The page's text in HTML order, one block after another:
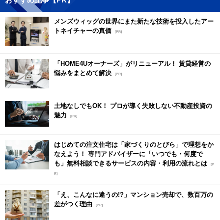
メンズウィッグの世界にまた新たな技術を投入したアー
トネイチャーの真価 [PR]
「HOME4Uオーナーズ」がリニューアル！ 賃貸経営の
悩みをまとめて解決 [PR]
土地なしでもOK！ プロが導く失敗しない不動産投資の
魅力
[PR]
はじめての注文住宅は「家づくりのとびら」で理想をか
なえよう！ 専門アドバイザーに「いつでも・何度で
も」無料相談できるサービスの内容・利用の流れとは [P
R]
「え、こんなに違うの!?」マンション売却で、数百万の
差がつく理由 [PR]